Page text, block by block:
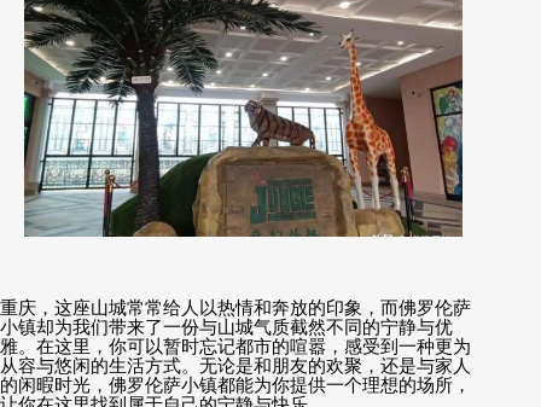
重庆，这座山城常常给人以热情和奔放的印象，而佛罗伦萨
小镇却为我们带来了一份与山城气质截然不同的宁静与优
雅。在这里，你可以暂时忘记都市的喧嚣，感受到一种更为
从容与悠闲的生活方式。无论是和朋友的欢聚，还是与家人
的闲暇时光，佛罗伦萨小镇都能为你提供一个理想的场所，